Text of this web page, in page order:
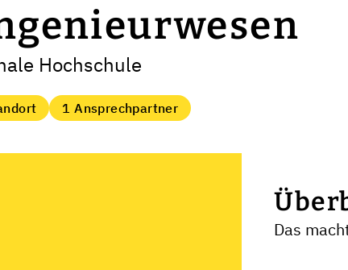
Hochschule
1 Ansprechpartner
Das